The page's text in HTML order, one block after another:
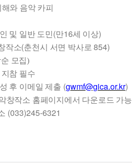
와 음악 카피
및 일반 도민 (만16세 이상)
작소(춘천시 서면 박사로854)
모집)
참 필수
후 이메일 제출 (gwmf@gica.or.kr)
창작소 홈페이지에서 다운로드 가능
(033)245-6321